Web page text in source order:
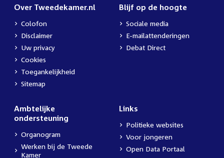
Over Tweedekamer.nl
Colofon
Disclaimer
Uw privacy
Cookies
Toegankelijkheid
Sitemap
Blijf op de hoogte
Sociale media
E-mailattenderingen
Debat Direct
Ambtelijke
ondersteuning
Organogram
Werken bij de Tweede
Kamer
Links
Politieke websites
Voor jongeren
Open Data Portaal